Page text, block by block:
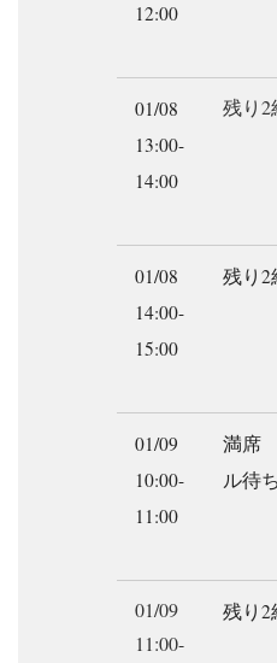
12:00
01/08
13:00-
14:00
残り2
01/08
14:00-
15:00
残り2
01/09
10:00-
11:00
満席
ル待ち
01/09
11:00-
残り2